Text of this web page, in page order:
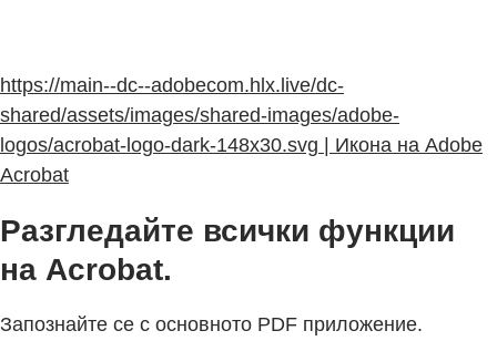
https://main--dc--adobecom.hlx.live/dc-
shared/assets/images/shared-images/adobe-
logos/acrobat-logo-dark-148x30.svg | Икона на Adobe
Acrobat
Разгледайте всички функции
на Acrobat.
Запознайте се с основното PDF приложение.